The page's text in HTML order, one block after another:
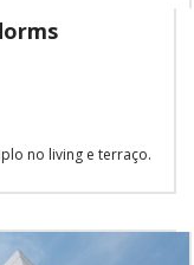
no living e terraço.